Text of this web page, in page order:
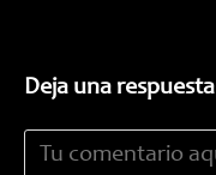
Deja una respuesta
Comentario